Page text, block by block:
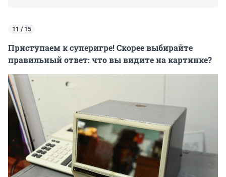
11 / 15
Приступаем к суперигре! Скорее выбирайте
правильный ответ: что вы видите на картинке?